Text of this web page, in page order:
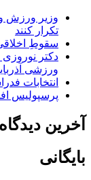
وزیر ورزش و
تکرار کنند
سقوطِ
دکتر
ورزشی
انتخابات
پرسپولیس
آخرین
بایگانی